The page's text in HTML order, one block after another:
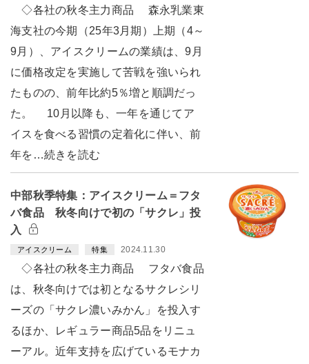
◇各社の秋冬主力商品 森永乳業東
海支社の今期（25年3月期）上期（4～
9月）、アイスクリームの業績は、9月
に価格改定を実施して苦戦を強いられ
たものの、前年比約5％増と順調だっ
た。 10月以降も、一年を通じてア
イスを食べる習慣の定着化に伴い、前
年を…続きを読む
中部秋季特集：アイスクリーム＝フタ
バ食品 秋冬向けで初の「サクレ」投
入
アイスクリーム 特集 2024.11.30
◇各社の秋冬主力商品 フタバ食品
は、秋冬向けでは初となるサクレシリ
ーズの「サクレ濃いみかん」を投入す
るほか、レギュラー商品5品をリニュ
ーアル。近年支持を広げているモナカ